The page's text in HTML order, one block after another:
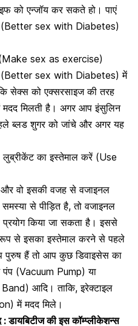
को एन्जॉय कर सकते हो। पाएं
(Better sex with Diabetes)
sex as exercise)
(Better sex with Diabetes) में
सेक्स कोएक्सरसाइज की तरह
मिलती है। अगर आप इंसुलिन
ब्लड शुगर को जांचे और अगर यह
का इस्तेमाल करें (Use
और वो इसकी वजह से वजाइनल
से पीड़ित है, तोवजाइनल
किया जा सकता है। इससे
से इसका इस्तेमाल करने से पहले
हैं तो आप कुछ डिवाइसेस का
(Vacuum Pump) या
आदि। ताकि, इरेक्टाइल
में मदद मिले।
: डायबिटीज की इस कॉम्प्लीकेशन्स